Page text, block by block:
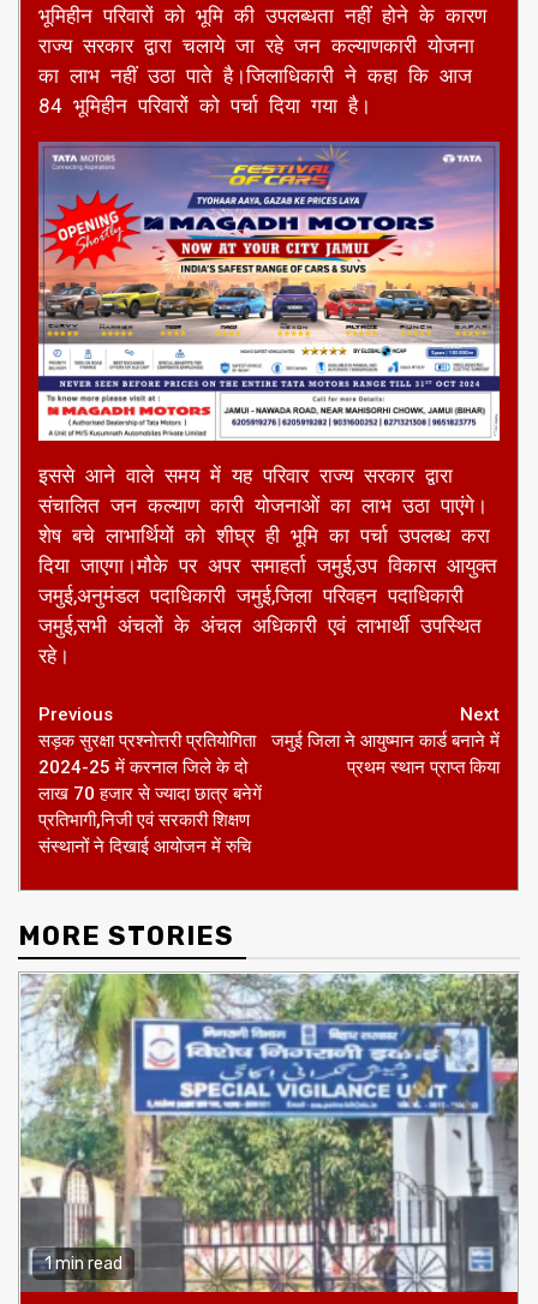
भूमिहीन परिवारों को भूमि की उपलब्धता नहीं होने के कारण
राज्य सरकार द्वारा चलाये जा रहे जन कल्याणकारी योजना
का लाभ नहीं उठा पाते है।जिलाधिकारी ने कहा कि आज
84 भूमिहीन परिवारों को पर्चा दिया गया है।
इससे आने वाले समय में यह परिवार राज्य सरकार द्वारा
संचालित जन कल्याण कारी योजनाओं का लाभ उठा पाएंगे।
शेष बचे लाभार्थियों को शीघ्र ही भूमि का पर्चा उपलब्ध करा
दिया जाएगा।मौके पर अपर समाहर्ता जमुई,उप विकास आयुक्त
जमुई,अनुमंडल पदाधिकारी जमुई,जिला परिवहन पदाधिकारी
जमुई,सभी अंचलों के अंचल अधिकारी एवं लाभार्थी उपस्थित
रहे।
Continue
Reading
Previous
सड़क सुरक्षा प्रश्नोत्तरी प्रतियोगिता
2024-25 में करनाल जिले के दो
लाख 70 हजार से ज्यादा छात्र बनेगें
प्रतिभागी,निजी एवं सरकारी शिक्षण
संस्थानों ने दिखाई आयोजन में रुचि
Next
जमुई जिला ने आयुष्मान कार्ड बनाने में
प्रथम स्थान प्राप्त किया
MORE STORIES
1 min read